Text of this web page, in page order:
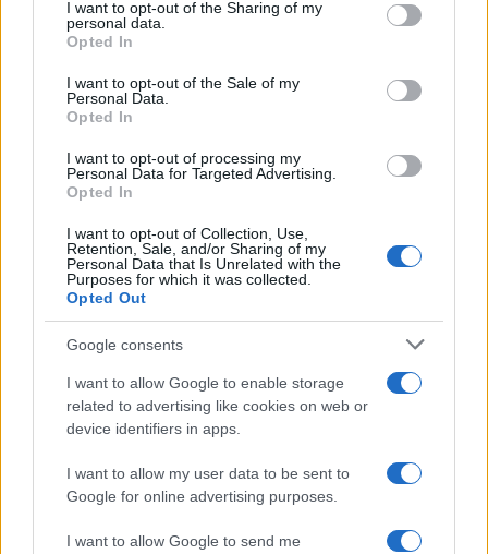
not limited to your visit or usage behaviour. You may click to
grant or deny consent to Google and its third-party tags to
use your data for below specified purposes in below Google
consent section.
I want to opt-out of the Sharing of my
personal data.
Opted In
I want to opt-out of the Sale of my
Personal Data.
Opted In
I want to opt-out of processing my
Personal Data for Targeted Advertising.
Opted In
I want to opt-out of Collection, Use,
Retention, Sale, and/or Sharing of my
Personal Data that Is Unrelated with the
Purposes for which it was collected.
Opted Out
Google consents
I want to allow Google to enable storage
related to advertising like cookies on web or
device identifiers in apps.
I want to allow my user data to be sent to
Google for online advertising purposes.
I want to allow Google to send me
Test tunnel Olbia: rampe chiuse ancora fino a
fine agosto
NECROLOGIE
Mario Malu
Paolo Pinna